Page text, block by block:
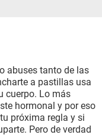
abuses tanto de las
a pastillas usa
cuerpo. Lo más
hormonal y por eso
próxima regla y si
Pero de verdad